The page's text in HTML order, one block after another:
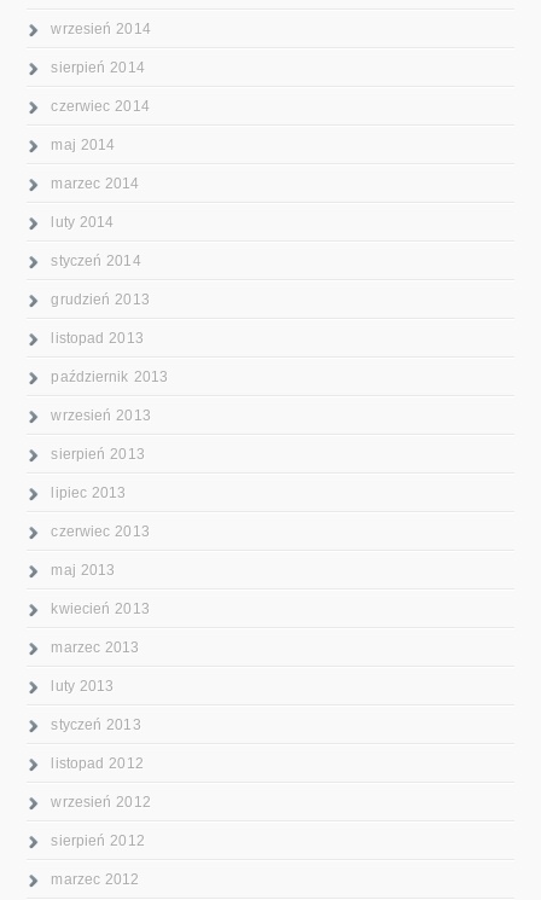
wrzesień 2014
sierpień 2014
czerwiec 2014
maj 2014
marzec 2014
luty 2014
styczeń 2014
grudzień 2013
listopad 2013
październik 2013
wrzesień 2013
sierpień 2013
lipiec 2013
czerwiec 2013
maj 2013
kwiecień 2013
marzec 2013
luty 2013
styczeń 2013
listopad 2012
wrzesień 2012
sierpień 2012
marzec 2012